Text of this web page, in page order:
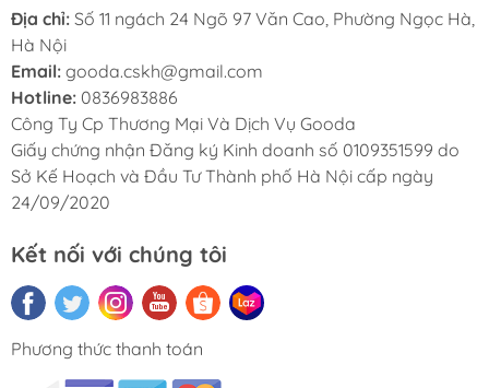
Địa chỉ: Số 11 ngách 24 Ngõ 97 Văn Cao, Phường Ngọc Hà,
Hà Nội
Email: gooda.cskh@gmail.com
Hotline: 0836983886
Công Ty Cp Thương Mại Và Dịch Vụ Gooda
Giấy chứng nhận Đăng ký Kinh doanh số 0109351599 do
Sở Kế Hoạch và Đầu Tư Thành phố Hà Nội cấp ngày
24/09/2020
Kết nối với chúng tôi
Phương thức thanh toán